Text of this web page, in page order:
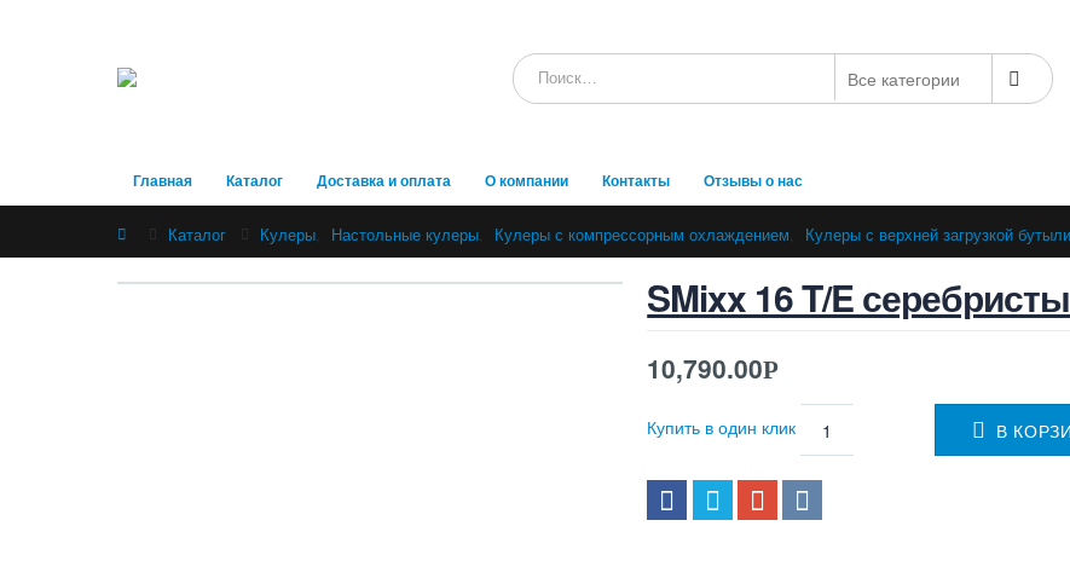
Главная Каталог Доставка и оплата О компании Контакты Отзывы о нас
Home
Каталог Кулеры, Настольные кулеры, Кулеры с компрессорным охлаждением, Кулеры с верхней загрузкой бутыли
SMixx 16 T/E
10,790.00Р
Купить в один клик В